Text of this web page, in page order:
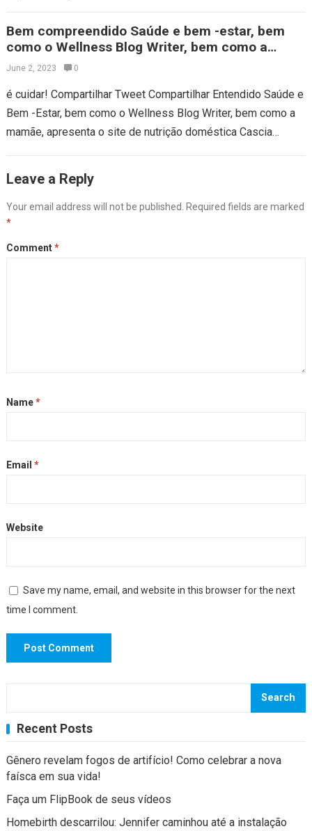
Bem compreendido Saúde e bem -estar, bem
como o Wellness Blog Writer, bem como a
mamãe, apresenta o compartilhamento de
June 2, 2023 0
é cuidar! Compartilhar Tweet Compartilhar Entendido Saúde e
Bem -Estar, bem como o Wellness Blog Writer, bem como a
mamãe, apresenta o site de nutrição doméstica Cascia
Leave a Reply
Your email address will not be published.
Required fields are marked
*
Comment*
Name*
Email *
Website
Save my name, email, and website in this browser for the next
time I comment.
Search
Recent Posts
Gênero revelam fogos de artifício! Como celebrar a nova
faísca em sua vida!
Faça um FlipBook de seus vídeos
Homebirth descarrilou: Jennifer caminhou até a instalação